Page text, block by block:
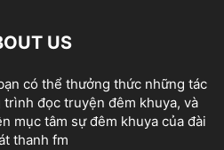
US
có thể thưởng thức những tác
đọc truyện đêm khuya, và
mục tâm sự đêm khuya của đài
thanh fm